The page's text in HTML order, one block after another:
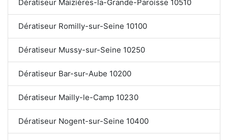
Dératiseur Maizières-la-Grande-Paroisse 10510
Dératiseur Romilly-sur-Seine 10100
Dératiseur Mussy-sur-Seine 10250
Dératiseur Bar-sur-Aube 10200
Dératiseur Mailly-le-Camp 10230
Dératiseur Nogent-sur-Seine 10400